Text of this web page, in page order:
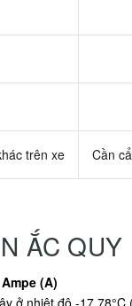
trên xe Cần
ẮC QUY
(A)
ở nhiệt độ -